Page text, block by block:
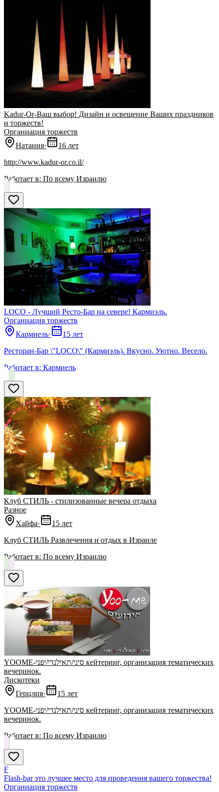
Kadur-Or-Ваш выбор! Дизайн и освещение Ваших праздников
и торжеств!
Органиация торжеств
Натания·
16 лет
http://www.kadur-or.co.il/
Работает в: По всему Израилю
LOCO - Лучший Ресто-Бар на севере! Кармиэль.
Органиация торжеств
Кармиель·
15 лет
Ресторан-Бар \"LOCO\" (Кармиэль). Вкусно. Уютно. Весело.
Работает в: Кармиель
Клуб СТИЛЬ - стилизованные вечера отдыха
Разное
Хайфа·
15 лет
Клуб СТИЛЬ Развлечения и отдых в Израиле
Работает в: По всему Израилю
YOOME-סיני/תאילנדי/יפני кейтеринг, организация тематических
вечеринок.
Дискотеки
Герцлия·
15 лет
YOOME-סיני/תאילנדי/יפני кейтеринг, организация тематических
вечеринок.
Работает в: По всему Израилю
F
Flash-bar это лучшее место для проведения вашего торжества!
Органиация торжеств